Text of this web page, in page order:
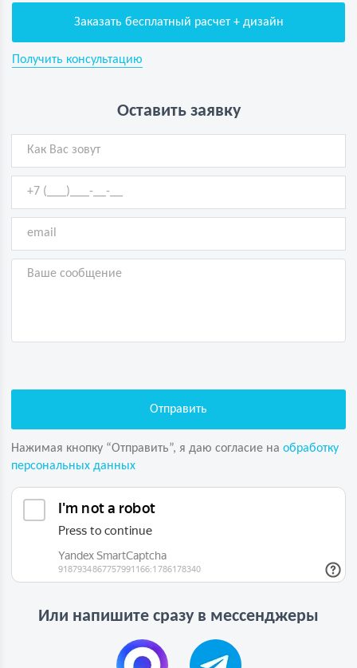
Заказать бесплатный расчет + дизайн
Получить консультацию
Оставить заявку
Нажимая кнопку “Отправить”, я даю согласие на обработку
персональных данных
Или напишите сразу в мессенджеры